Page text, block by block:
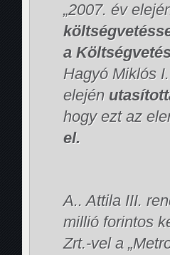
„2007. év
a
Hagyó Miklós
elején
hogy ezt az
el.
A.. Attila III.
millió forintos
Zrt.-vel a